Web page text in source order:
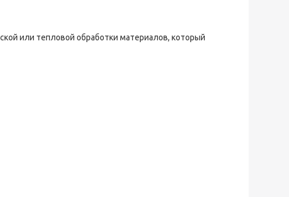
или тепловой обработки материалов, который